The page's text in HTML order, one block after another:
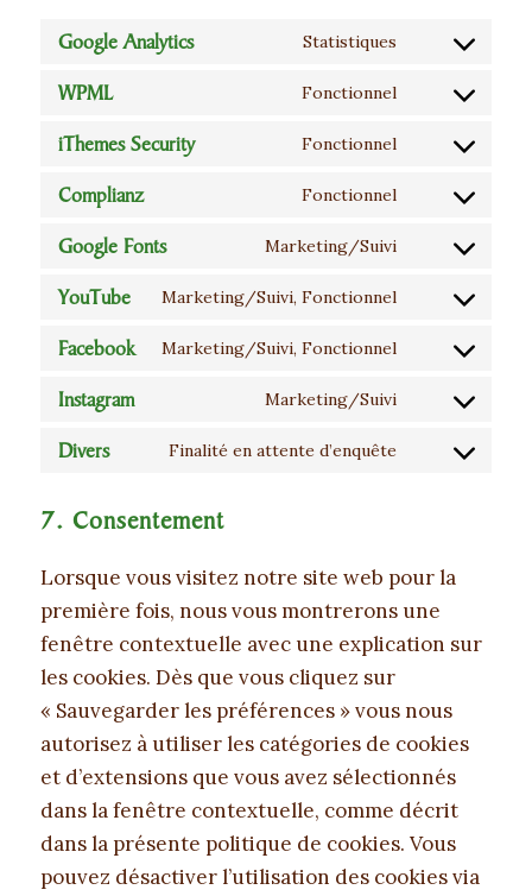
Google Analytics Statistiques
Consent
google-
analytics
WPML Fonctionnel
Consent
iThemes Security Fonctionnel
Consent
ithemes-
security
Complianz Fonctionnel
Consent
complianz
Google Fonts Marketing/Suivi
Consent
google-
fonts
YouTube Marketing/Suivi, Fonctionnel
Consent
youtube
Facebook Marketing/Suivi, Fonctionnel
Consent
facebook
Instagram Marketing/Suivi
Consent
Divers Finalité en attente d’enquête
Consent
divers
7. Consentement
Lorsque vous visitez notre site web pour la
première fois, nous vous montrerons une
fenêtre contextuelle avec une explication sur
les cookies. Dès que vous cliquez sur
« Sauvegarder les préférences » vous nous
autorisez à utiliser les catégories de cookies
et d’extensions que vous avez sélectionnés
dans la fenêtre contextuelle, comme décrit
dans la présente politique de cookies. Vous
pouvez désactiver l’utilisation des cookies via